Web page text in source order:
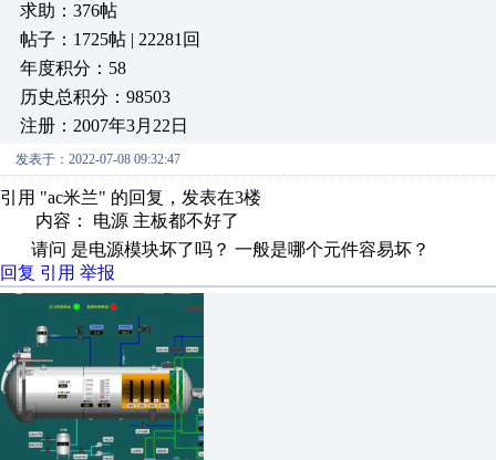
求助：376帖
帖子：1725帖 | 22281回
年度积分：58
历史总积分：98503
注册：2007年3月22日
发表于：2022-07-08 09:32:47
引用 "ac米兰" 的回复，发表在3楼
内容： 电源 主板都不好了
请问 是电源模块坏了吗？ 一般是哪个元件容易坏？
回复 引用 举报